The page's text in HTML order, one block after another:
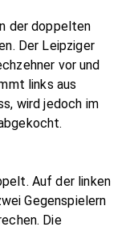
der doppelten
Der Leipziger
vor und
links aus
wird jedoch im
Auf der linken
Gegenspielern
Die